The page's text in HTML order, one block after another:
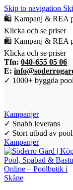
Skip to navigation
🛍️ Kampanj & REA
Klicka och se priser
🛍️ Kampanj & REA
Klicka och se priser
Tfn: 040-655 05 06
E:
✓ 1000+ byggda
Kampanjer
✓ Snabb leverans
✓ Stort utbud av
Kampanjer